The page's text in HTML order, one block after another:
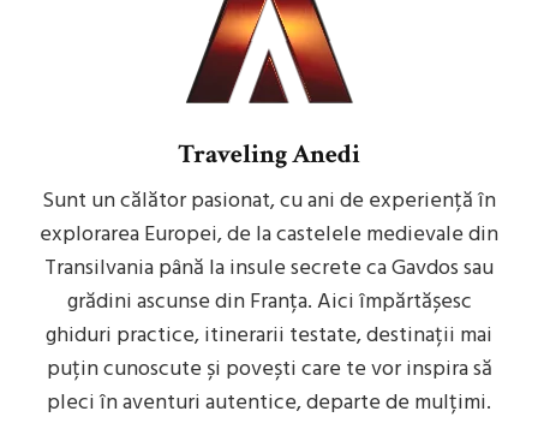
Traveling Anedi
Sunt un călător pasionat, cu ani de experiență în
explorarea Europei, de la castelele medievale din
Transilvania până la insule secrete ca Gavdos sau
grădini ascunse din Franța. Aici împărtășesc
ghiduri practice, itinerarii testate, destinații mai
puțin cunoscute și povești care te vor inspira să
pleci în aventuri autentice, departe de mulțimi.